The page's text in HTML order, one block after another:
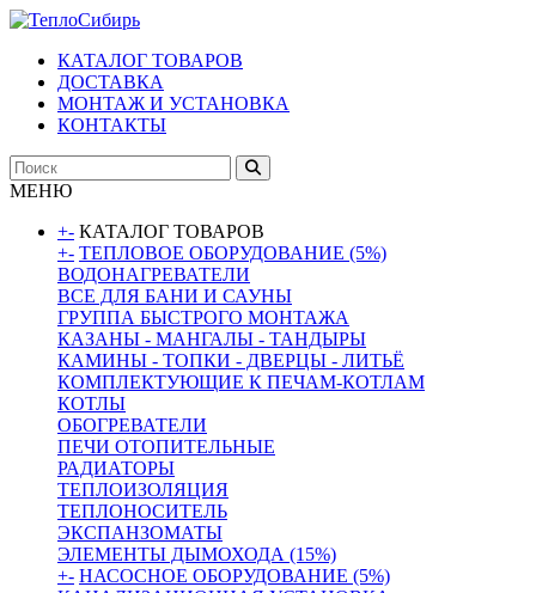
КАТАЛОГ ТОВАРОВ
ДОСТАВКА
МОНТАЖ И УСТАНОВКА
КОНТАКТЫ
МЕНЮ
+- КАТАЛОГ ТОВАРОВ
+- ТЕПЛОВОЕ ОБОРУДОВАНИЕ (5%)
ВОДОНАГРЕВАТЕЛИ
ВСЕ ДЛЯ БАНИ И САУНЫ
ГРУППА БЫСТРОГО МОНТАЖА
КАЗАНЫ - МАНГАЛЫ - ТАНДЫРЫ
КАМИНЫ - ТОПКИ - ДВЕРЦЫ - ЛИТЬЁ
КОМПЛЕКТУЮЩИЕ К ПЕЧАМ-КОТЛАМ
КОТЛЫ
ОБОГРЕВАТЕЛИ
ПЕЧИ ОТОПИТЕЛЬНЫЕ
РАДИАТОРЫ
ТЕПЛОИЗОЛЯЦИЯ
ТЕПЛОНОСИТЕЛЬ
ЭКСПАНЗОМАТЫ
ЭЛЕМЕНТЫ ДЫМОХОДА (15%)
+- НАСОСНОЕ ОБОРУДОВАНИЕ (5%)